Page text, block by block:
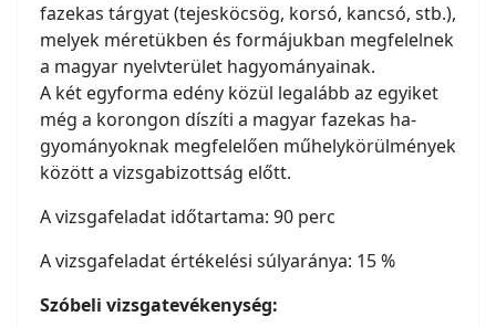
fazekas tárgyat (tejesköcsög, korsó, kancsó, stb.),
melyek méretükben és formájukban megfelelnek
a magyar nyelvterület hagyományainak.
A két egyforma edény közül legalább az egyiket
még a korongon díszíti a magyar fazekas ha-
gyományoknak megfelelően műhelykörülmények
között a vizsgabizottság előtt.
A vizsgafeladat időtartama: 90 perc
A vizsgafeladat értékelési súlyaránya: 15 %
Szóbeli vizsgatevékenység: